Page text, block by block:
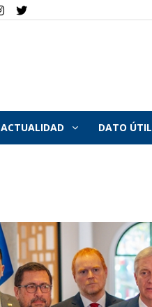
ACTUALIDAD DATO ÚTIL